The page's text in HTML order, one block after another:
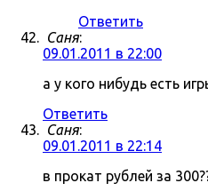
Ответить
Саня:
09.01.2011 в 22:00
а у кого нибудь есть
Ответить
Саня:
09.01.2011 в 22:14
в прокат рублей за